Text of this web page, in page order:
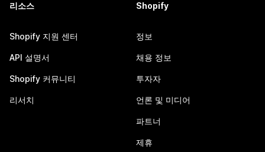
리소스
Shopify 지원 센터
API 설명서
Shopify 커뮤니티
리서치
Shopify
정보
채용 정보
투자자
언론 및 미디어
파트너
제휴